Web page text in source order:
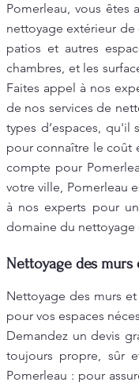
Pomerleau, vous êtes
nettoyage extérieur de
patios et autres
chambres, et les
Faites appel à nos
de nos services de
types d’espaces, qu'il
pour connaître le coût
compte pour
votre ville, Pomerleau
à nos experts pour
domaine du nettoyage
Nettoyage des murs
Nettoyage des murs
pour vos espaces
Demandez un devis
toujours propre, sûr
Pomerleau : pour